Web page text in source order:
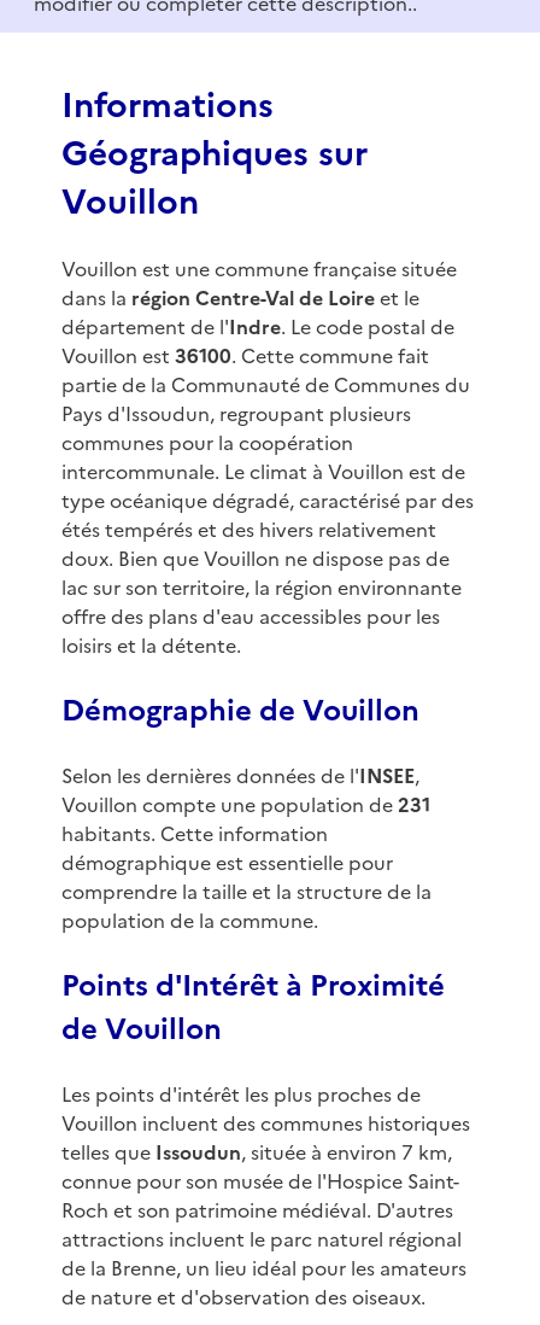
f
Informations
Géographiques sur
Vouillon
Vouillon est une commune française située
dans la région Centre-Val de Loireet le
département de l'Indre. Le code postal de
Vouillon est 36100. Cette commune fait
partie de la Communauté de Communes du
Pays d'Issoudun, regroupant plusieurs
communes pour la coopération
intercommunale. Le climat à Vouillon est de
type océanique dégradé, caractérisé par des
étés tempérés et des hivers relativement
doux. Bien que Vouillon ne dispose pas de
lac sur son territoire, la région environnante
offre des plans d'eau accessibles pour les
loisirs et la détente.
Démographie de Vouillon
Selon les dernières données de l'INSEE,
Vouillon compte une population de231
habitants. Cette information
démographique est essentielle pour
comprendre la taille et la structure de la
population de la commune.
Points d'Intérêt à Proximité
de Vouillon
Les points d'intérêt les plus proches de
Vouillon incluent des communes historiques
telles que Issoudun, située à environ 7 km,
connue pour son musée de l'Hospice Saint-
Roch et son patrimoine médiéval. D'autres
attractions incluent le parc naturel régional
de la Brenne, un lieu idéal pour les amateurs
de nature et d'observation des oiseaux.